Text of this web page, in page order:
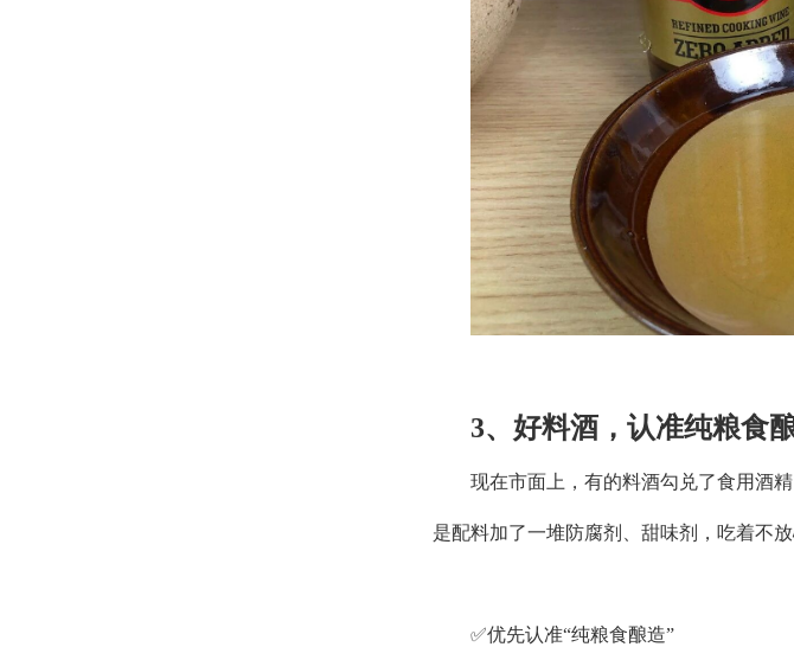
3、好料酒，认准纯粮食
现在市面上，有的料酒勾兑了食用酒
是配料加了一堆防腐剂、甜味剂，吃着不
✅优先认准“纯粮食酿造”